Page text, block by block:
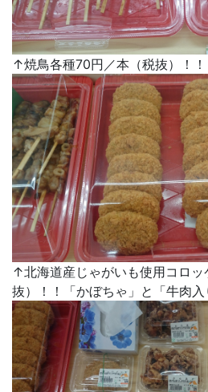
↑焼鳥各種70円／本（税抜）！
↑北海道産じゃがいも使用コロ
抜）！！「かぼちゃ」と「牛肉